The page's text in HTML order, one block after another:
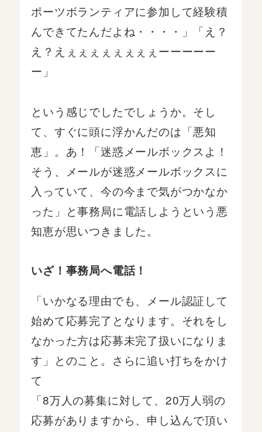
ポーツボランティアに参加して経験積
んできてたんだよね・・・・」「え？
え？えぇぇぇぇぇぇぇぇーーーーー
ー」
という感じでしたでしょうか。そし
て、すぐに頭に浮かんだのは「悪知
恵」。あ！「迷惑メールボックスよ！
そう、メールが迷惑メールボックスに
入っていて、今の今まで気がつかなか
った」と事務局に電話しようという悪
知恵が思いつきました。
いざ！事務局へ電話！
「いかなる理由でも、メール認証して
始めて応募完了となります。それをし
なかった方は応募未完了扱いになりま
す」とのこと。さらに追い打ちをかけ
て
「8万人の募集に対して、20万人弱の
応募がありますから、申し込んで頂い